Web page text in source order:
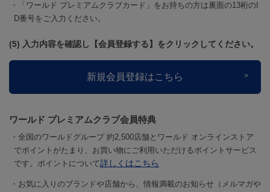
「ワールド プレミアムクラブカード」をお持ちの方は裏面の13桁のI
D番号をご入力ください。
(5) 入力内容を確認し【会員登録する】をクリックしてください。
新規会員登録はこちら
ワールド プレミアムクラブ会員特典
全国のワールドグループ 約2,500店舗とワールド オンラインストア
でポイントがたまり、お買い物にご利用いただけるポイントサービス
です。ポイントについて詳しくはこちら
お気に入りのブランドや店舗から、情報満載のお知らせ（メルマガや